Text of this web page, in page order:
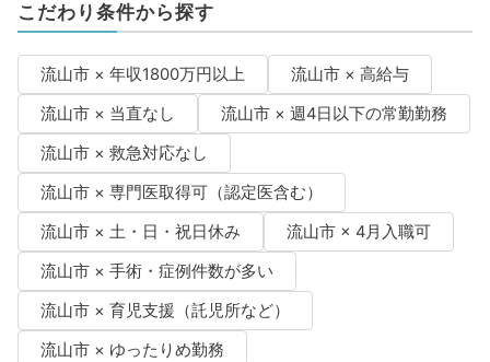
こだわり条件から探す
流山市 × 年収1800万円以上
流山市 × 高給与
流山市 × 当直なし
流山市 × 週4日以下の常勤勤務
流山市 × 救急対応なし
流山市 × 専門医取得可（認定医含む）
流山市 × 土・日・祝日休み
流山市 × 4月入職可
流山市 × 手術・症例件数が多い
流山市 × 育児支援（託児所など）
流山市 × ゆったりめ勤務